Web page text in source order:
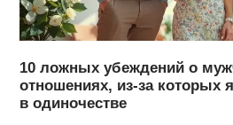
10 ложных убеждений о
отношениях, из-за которых
в одиночестве